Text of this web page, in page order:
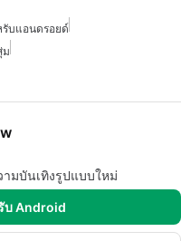
บแอนดรอยด์
ม
ามบันเทิงรูปแบบใหม่
บ Android